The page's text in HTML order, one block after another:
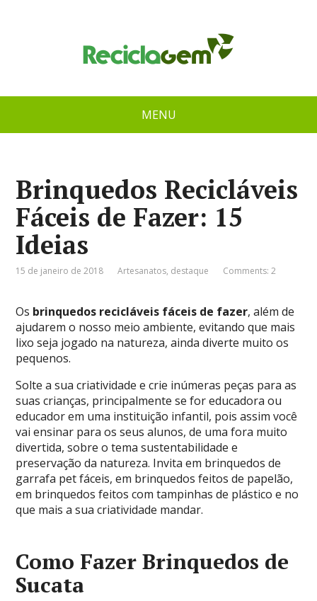
MENU
Brinquedos Recicláveis
Fáceis de Fazer: 15
Ideias
15 de janeiro de 2018 Artesanatos, destaque Comments: 2
Os brinquedos recicláveis fáceis de fazer, além de
ajudarem o nosso meio ambiente, evitando que mais
lixo seja jogado na natureza, ainda diverte muito os
pequenos.
Solte a sua criatividade e crie inúmeras peças para as
suas crianças, principalmente se for educadora ou
educador em uma instituição infantil, pois assim você
vai ensinar para os seus alunos, de uma fora muito
divertida, sobre o tema sustentabilidade e
preservação da natureza. Invita em brinquedos de
garrafa pet fáceis, em brinquedos feitos de papelão,
em brinquedos feitos com tampinhas de plástico e no
que mais a sua criatividade mandar.
Como Fazer Brinquedos de
Sucata